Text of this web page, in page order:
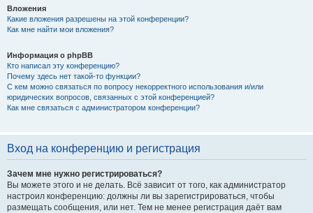
Вложения
Какие вложения разрешены на этой конференции?
Как мне найти мои вложения?
Информация о phpBB
Кто написал эту конференцию?
Почему здесь нет такой-то функции?
С кем можно связаться по вопросу некорректного использования и/или
юридических вопросов, связанных с этой конференцией?
Как мне связаться с администратором конференции?
Вход на конференцию и регистрация
Зачем мне нужно регистрироваться?
Вы можете этого и не делать. Всё зависит от того, как администратор
настроил конференцию: должны ли вы зарегистрироваться, чтобы
размещать сообщения, или нет. Тем не менее регистрация даёт вам